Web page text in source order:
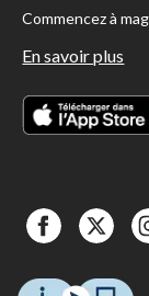
Commencez à
En savoir plus